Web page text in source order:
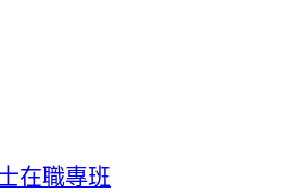
在職專班